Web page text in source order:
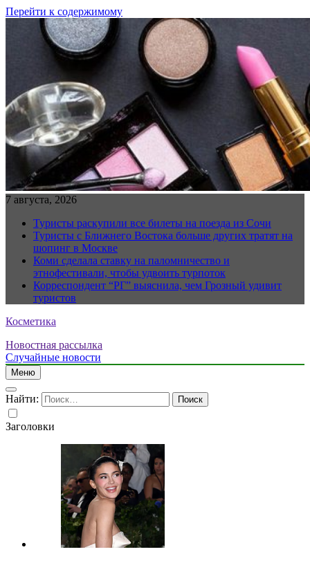
Перейти к содержимому
7 августа, 2026
Туристы раскупили все билеты на поезда из Сочи
Туристы с Ближнего Востока больше других тратят на
шопинг в Москве
Коми сделала ставку на паломничество и
этнофестивали, чтобы удвоить турпоток
Корреспондент “РГ” выяснила, чем Грозный удивит
туристов
Косметика
Новостная рассылка
Случайные новости
Меню
Найти:
Заголовки